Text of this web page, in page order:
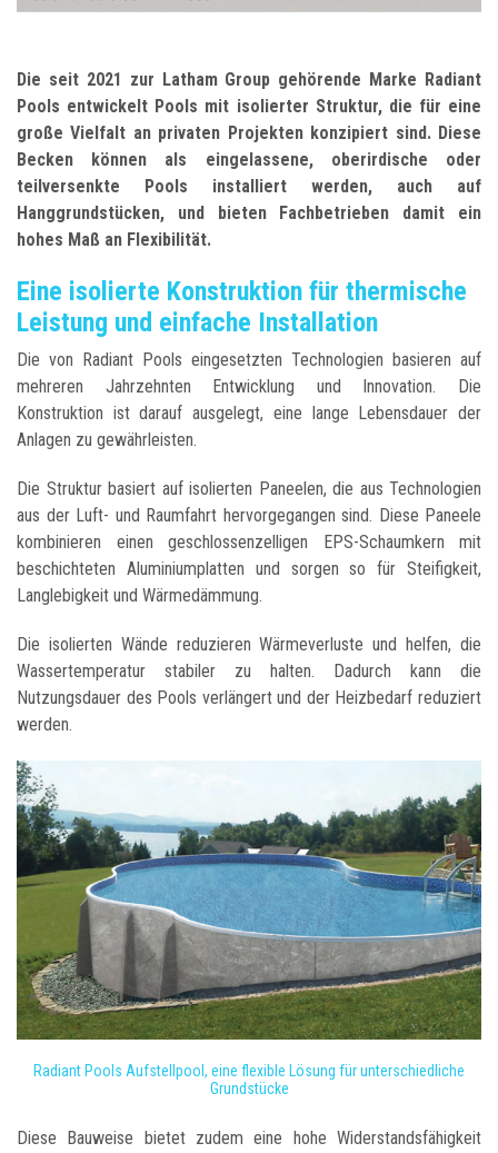
Die seit 2021 zur Latham Group gehörende Marke Radiant
Pools entwickelt Pools mit isolierter Struktur, die für eine
große Vielfalt an privaten Projekten konzipiert sind. Diese
Becken können als eingelassene, oberirdische oder
teilversenkte Pools installiert werden, auch auf
Hanggrundstücken, und bieten Fachbetrieben damit ein
hohes Maß an Flexibilität.
Eine isolierte Konstruktion für thermische
Leistung und einfache Installation
Die von Radiant Pools eingesetzten Technologien basieren auf
mehreren Jahrzehnten Entwicklung und Innovation. Die
Konstruktion ist darauf ausgelegt, eine lange Lebensdauer der
Anlagen zu gewährleisten.
Die Struktur basiert auf isolierten Paneelen, die aus Technologien
aus der Luft- und Raumfahrt hervorgegangen sind. Diese Paneele
kombinieren einen geschlossenzelligen EPS-Schaumkern mit
beschichteten Aluminiumplatten und sorgen so für Steifigkeit,
Langlebigkeit und Wärmedämmung.
Die isolierten Wände reduzieren Wärmeverluste und helfen, die
Wassertemperatur stabiler zu halten. Dadurch kann die
Nutzungsdauer des Pools verlängert und der Heizbedarf reduziert
werden.
Radiant Pools Aufstellpool, eine flexible Lösung für unterschiedliche
Grundstücke
Diese Bauweise bietet zudem eine hohe Widerstandsfähigkeit